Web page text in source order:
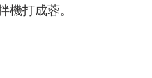
機打成蓉。